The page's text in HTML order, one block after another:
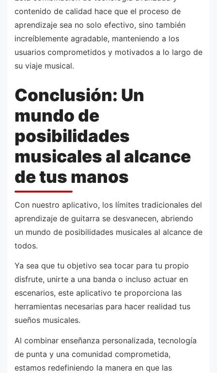
contenido de calidad hace que el proceso de
aprendizaje sea no solo efectivo, sino también
increíblemente agradable, manteniendo a los
usuarios comprometidos y motivados a lo largo de
su viaje musical.
Conclusión: Un
mundo de
posibilidades
musicales al alcance
de tus manos
Con nuestro aplicativo, los límites tradicionales del
aprendizaje de guitarra se desvanecen, abriendo
un mundo de posibilidades musicales al alcance de
todos.
Ya sea que tu objetivo sea tocar para tu propio
disfrute, unirte a una banda o incluso actuar en
escenarios, este aplicativo te proporciona las
herramientas necesarias para hacer realidad tus
sueños musicales.
Al combinar enseñanza personalizada, tecnología
de punta y una comunidad comprometida,
estamos redefiniendo la manera en que las